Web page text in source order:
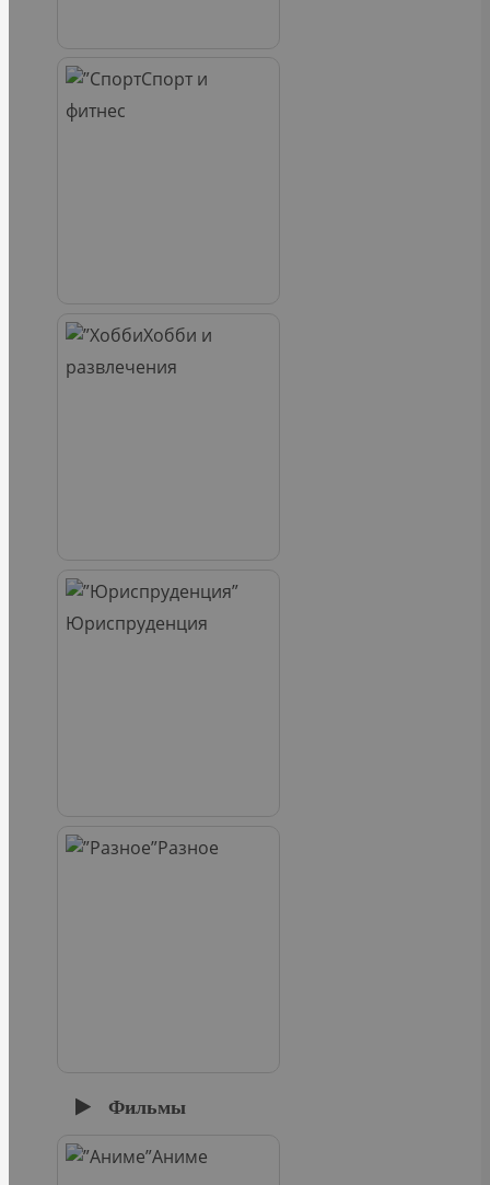
Спорт и
фитнес
Хобби и
развлечения
Юриспруденция
Разное
Фильмы
Аниме